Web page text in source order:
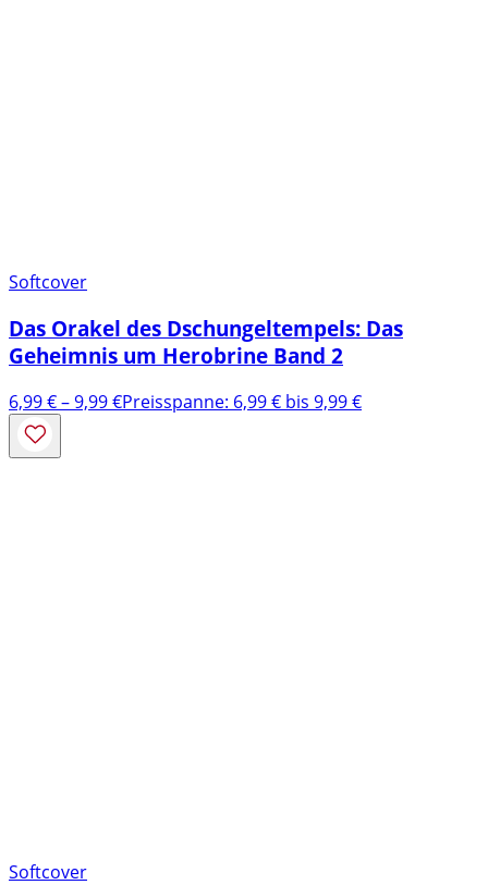
Softcover
Das Orakel des Dschungeltempels: Das
Geheimnis um Herobrine Band 2
6,99€–9,99€Preisspanne: 6,99 € bis 9,99 €
Softcover